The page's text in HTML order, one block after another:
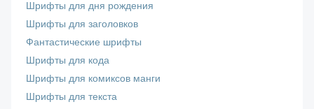
Шрифты для дня рождения
Шрифты для заголовков
Фантастические шрифты
Шрифты для кода
Шрифты для комиксов манги
Шрифты для текста